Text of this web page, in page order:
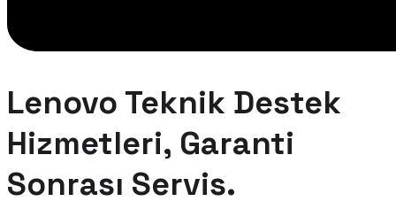
Lenovo Teknik Destek
Hizmetleri, Garanti
Sonrası Servis.